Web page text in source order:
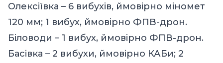
Олексіївка – 6 вибухів, ймовірно міномет
120 мм; 1 вибух, ймовірно ФПВ-дрон.
Біловоди – 1 вибух, ймовірно ФПВ-дрон.
Басівка – 2 вибухи, ймовірно КАБи; 2